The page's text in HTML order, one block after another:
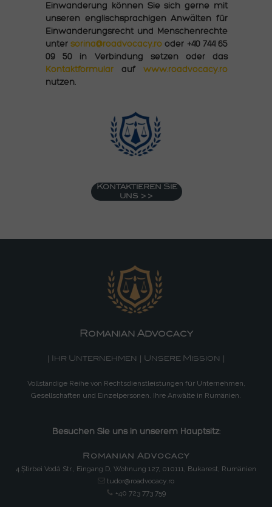
Kontaktieren Sie
uns >>
Einwanderung können Sie sich gerne mit
unseren englischsprachigen Anwälten für
Einwanderungsrecht und Menschenrechte
untersorina@roadvocacy.ro oder +40 744 65
09 50 in Verbindung setzen oder das
Kontaktformular auf www.roadvocacy.ro
nutzen.
Romanian Advocacy
| Ihr Unternehmen | Unsere Mission |
Vollständige Reihe von Rechtsdienstleistungen für Unternehmen,
Gesellschaften und Einzelpersonen. Ihre Anwälte in Rumänien.
Besuchen Sie uns in unserem Hauptsitz:
Romanian Advocacy
4 Știrbei Vodă Str., Eingang D, Wohnung 127, 010111, Bukarest, Rumänien
tudor@roadvocacy.ro
+40 723 773 759